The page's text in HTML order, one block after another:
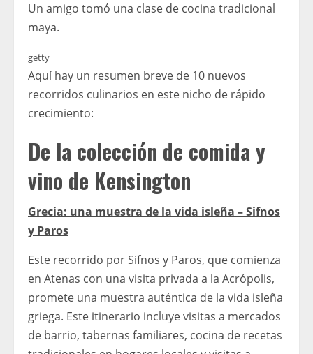
Un amigo tomó una clase de cocina tradicional
maya.
getty
Aquí hay un resumen breve de 10 nuevos
recorridos culinarios en este nicho de rápido
crecimiento:
De la colección de comida y
vino de Kensington
Grecia: una muestra de la vida isleña – Sifnos
y Paros
Este recorrido por Sifnos y Paros, que comienza
en Atenas con una visita privada a la Acrópolis,
promete una muestra auténtica de la vida isleña
griega. Este itinerario incluye visitas a mercados
de barrio, tabernas familiares, cocina de recetas